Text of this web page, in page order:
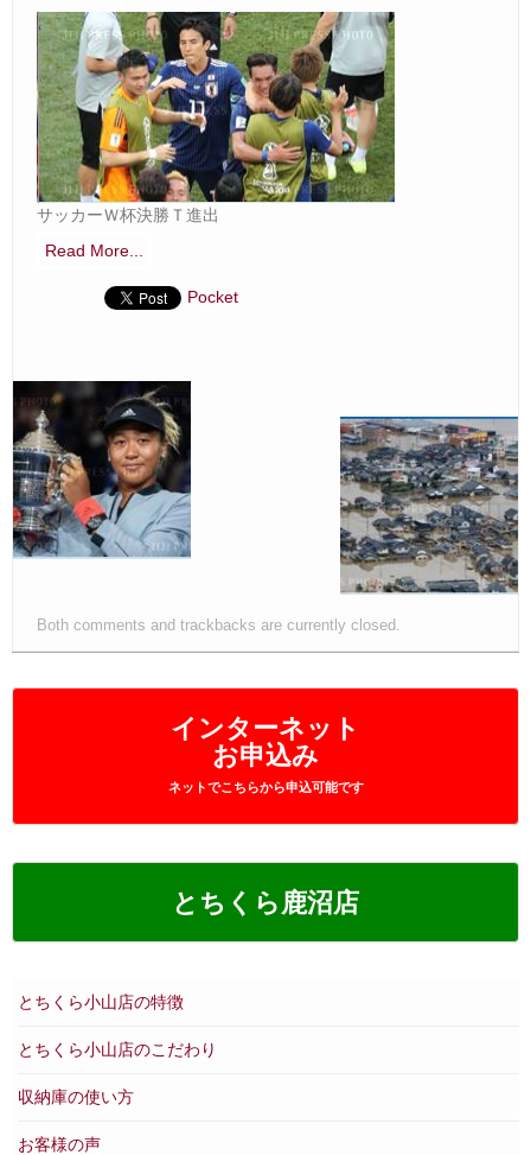
Ｑ＆Ａ
– Faq –
ご見学
– Tour –
ご契約の流れ
– Agreement –
インターネット
お申込み
ネットでこちらから申込可能です
とちくら鹿沼店
とちくら小山店の特徴
とちくら小山店のこだわり
収納庫の使い方
お客様の声
サッカーＷ杯決勝Ｔ進出
Read More...
Pocket
Both comments and trackbacks are currently closed.